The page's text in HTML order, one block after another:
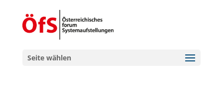
Seite wählen